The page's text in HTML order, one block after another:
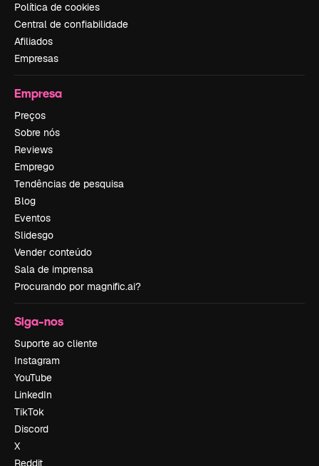
Política de cookies
Central de confiabilidade
Afiliados
Empresas
Empresa
Preços
Sobre nós
Reviews
Emprego
Tendências de pesquisa
Blog
Eventos
Slidesgo
Vender conteúdo
Sala de imprensa
Procurando por magnific.ai?
Siga-nos
Suporte ao cliente
Instagram
YouTube
LinkedIn
TikTok
Discord
X
Reddit